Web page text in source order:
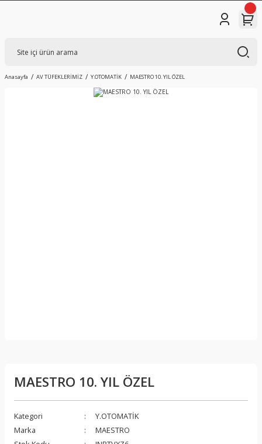
Anasayfa AV TÜFEKLERİMİZ Y.OTOMATİK MAESTRO 10. YIL ÖZEL
MAESTRO 10. YIL ÖZEL
Kategori
Y.OTOMATİK
Marka
MAESTRO